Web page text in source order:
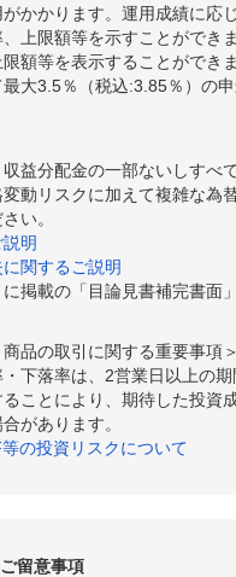
かかります。運用成績に
上限額等を示すことがで
額等を表示することがで
大3.5％（税込:3.85％）の
益分配金の一部ないしす
動リスクに加えて複雑な
い。
明
関するご説明
掲載の「目論見書補完書
品の取引に関する重要事項
下落率は、2営業日以上の
ことにより、期待した投
があります。
の投資リスクについて
留意事項